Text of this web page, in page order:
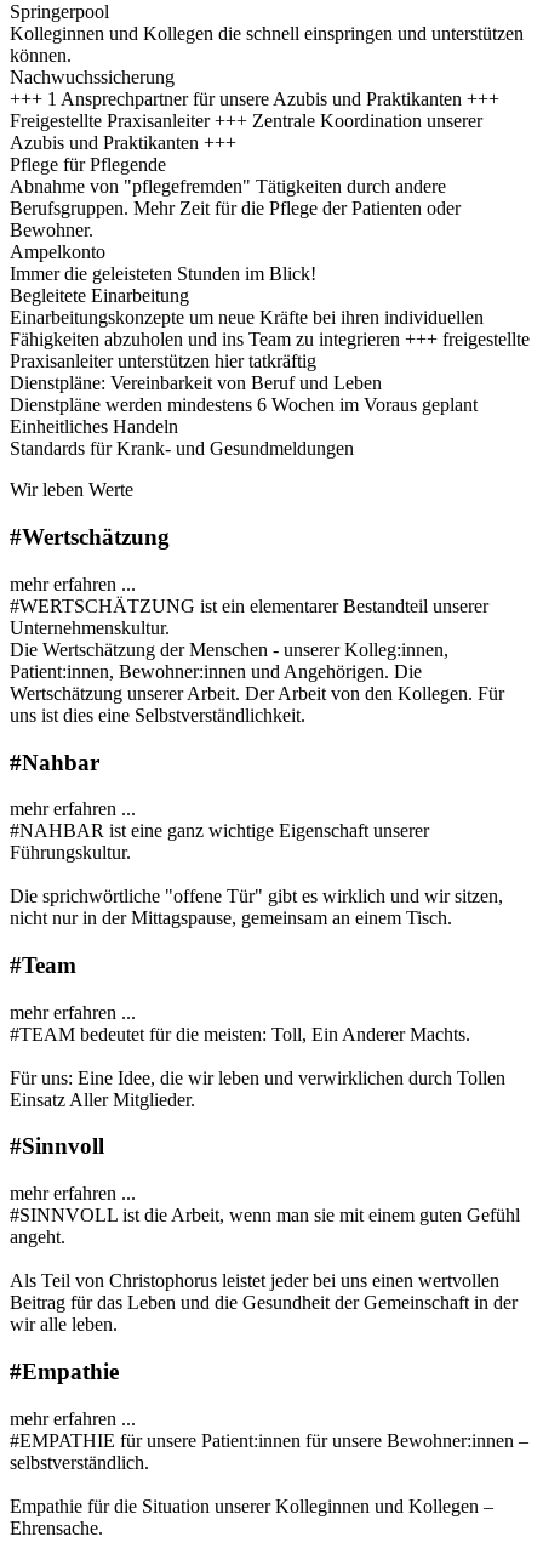
Springerpool
Kolleginnen und Kollegen die schnell einspringen und unterstützen
können.
Nachwuchssicherung
+++ 1 Ansprechpartner für unsere Azubis und Praktikanten +++
Freigestellte Praxisanleiter +++ Zentrale Koordination unserer
Azubis und Praktikanten +++
Pflege für Pflegende
Abnahme von "pflegefremden" Tätigkeiten durch andere
Berufsgruppen. Mehr Zeit für die Pflege der Patienten oder
Bewohner.
Ampelkonto
Immer die geleisteten Stunden im Blick!
Begleitete Einarbeitung
Einarbeitungskonzepte um neue Kräfte bei ihren individuellen
Fähigkeiten abzuholen und ins Team zu integrieren +++ freigestellte
Praxisanleiter unterstützen hier tatkräftig
Dienstpläne: Vereinbarkeit von Beruf und Leben
Dienstpläne werden mindestens 6 Wochen im Voraus geplant
Einheitliches Handeln
Standards für Krank- und Gesundmeldungen
Wir leben Werte
#Wertschätzung
mehr erfahren ...
#WERTSCHÄTZUNG ist ein elementarer Bestandteil unserer
Unternehmenskultur.
Die Wertschätzung der Menschen - unserer Kolleg:innen,
Patient:innen, Bewohner:innen und Angehörigen. Die
Wertschätzung unserer Arbeit. Der Arbeit von den Kollegen. Für
uns ist dies eine Selbstverständlichkeit.
#Nahbar
mehr erfahren ...
#NAHBAR ist eine ganz wichtige Eigenschaft unserer
Führungskultur.
Die sprichwörtliche "offene Tür" gibt es wirklich und wir sitzen,
nicht nur in der Mittagspause, gemeinsam an einem Tisch.
#Team
mehr erfahren ...
#TEAM bedeutet für die meisten: Toll, Ein Anderer Machts.
Für uns: Eine Idee, die wir leben und verwirklichen durch Tollen
Einsatz Aller Mitglieder.
#Sinnvoll
mehr erfahren ...
#SINNVOLL ist die Arbeit, wenn man sie mit einem guten Gefühl
angeht.
Als Teil von Christophorus leistet jeder bei uns einen wertvollen
Beitrag für das Leben und die Gesundheit der Gemeinschaft in der
wir alle leben.
#Empathie
mehr erfahren ...
#EMPATHIE für unsere Patient:innen für unsere Bewohner:innen –
selbstverständlich.
Empathie für die Situation unserer Kolleginnen und Kollegen –
Ehrensache.